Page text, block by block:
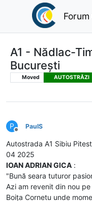
A1 - Nădlac-
București
Moved AUTOSTRĂZI
P
Deconectat
PaulS
Autostrada A1 Sibiu
04 2025
IOAN ADRIAN GICA :
"Bună seara tuturor
Azi am revenit din nou
Boița Cornetu unde